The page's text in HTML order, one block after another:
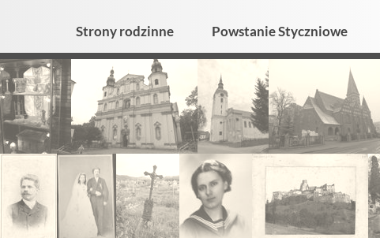
Strony rodzinne Powstanie Styczniowe